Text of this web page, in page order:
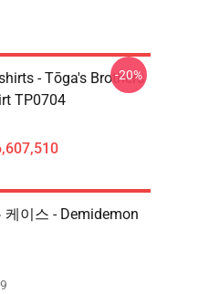
- Tōga's Brothers
TP0704
-20%
이스 - Demidemon